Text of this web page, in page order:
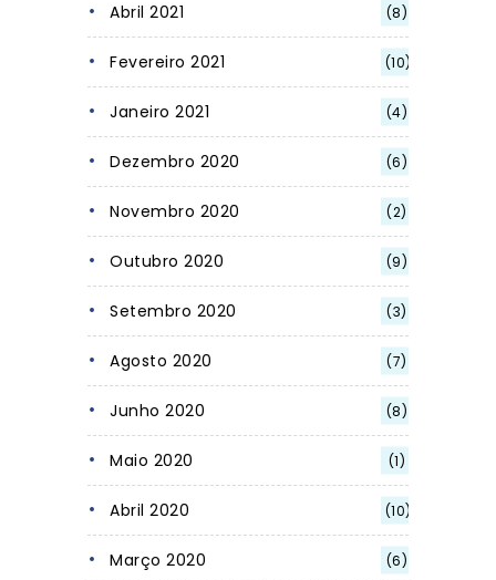
Abril 2021 (8)
Fevereiro 2021 (10)
Janeiro 2021 (4)
Dezembro 2020 (6)
Novembro 2020 (2)
Outubro 2020 (9)
Setembro 2020 (3)
Agosto 2020 (7)
Junho 2020 (8)
Maio 2020 (1)
Abril 2020 (10)
Março 2020 (6)